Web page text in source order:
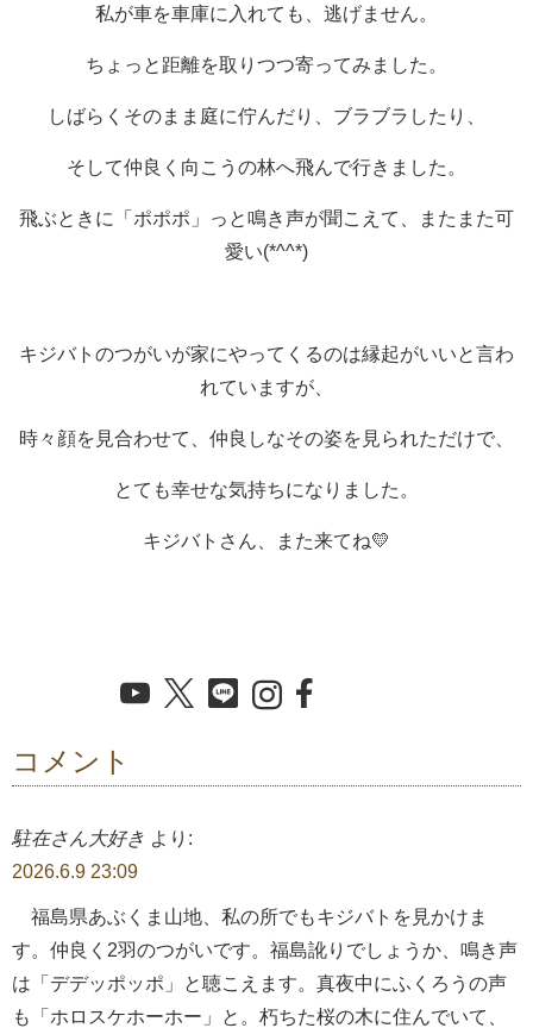
私が車を車庫に入れても、逃げません。
ちょっと距離を取りつつ寄ってみました。
しばらくそのまま庭に佇んだり、ブラブラしたり、
そして仲良く向こうの林へ飛んで行きました。
飛ぶときに「ポポポ」っと鳴き声が聞こえて、またまた可
愛い(*^^*)
キジバトのつがいが家にやってくるのは縁起がいいと言わ
れていますが、
時々顔を見合わせて、仲良しなその姿を見られただけで、
とても幸せな気持ちになりました。
キジバトさん、また来てね💛
コメント
駐在さん大好き より:
2026.6.9 23:09
福島県あぶくま山地、私の所でもキジバトを見かけま
す。仲良く2羽のつがいです。福島訛りでしょうか、鳴き声
は「デデッポッポ」と聴こえます。真夜中にふくろうの声
も「ホロスケホーホー」と。朽ちた桜の木に住んでいて、